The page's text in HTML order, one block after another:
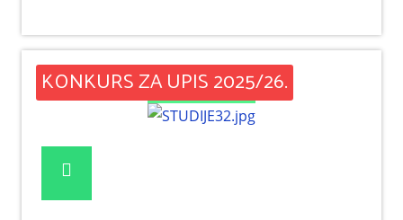
KONKURS ZA UPIS 2025/26.